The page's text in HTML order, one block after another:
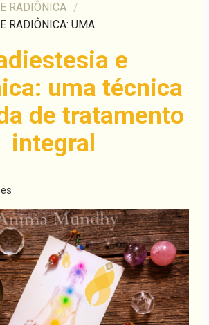
RADIÔNICA /
RADIÔNICA: UMA...
e
uma técnica
de tratamento
integral